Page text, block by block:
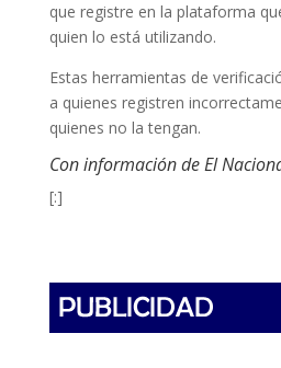
que registre en la plataforma
quien lo está utilizando.
Estas herramientas de
a quienes registren
quienes no la tengan.
Con información de El
[:]